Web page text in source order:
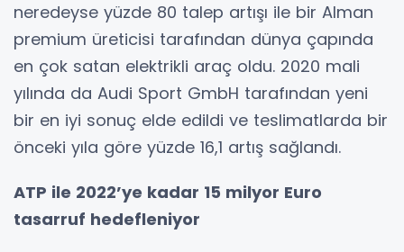
neredeyse yüzde 80 talep artışı ile bir Alman
premium üreticisi tarafından dünya çapında
en çok satan elektrikli araç oldu. 2020 mali
yılında da Audi Sport GmbH tarafından yeni
bir en iyi sonuç elde edildi ve teslimatlarda bir
önceki yıla göre yüzde 16,1 artış sağlandı.
ATP ile 2022’ye kadar 15 milyor Euro
tasarruf hedefleniyor